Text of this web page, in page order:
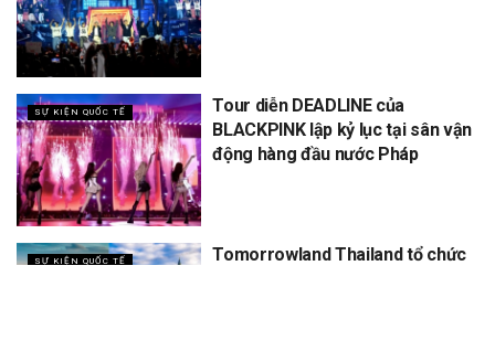
SỰ KIỆN QUỐC TẾ
Tour diễn DEADLINE của
BLACKPINK lập kỷ lục tại sân vận
động hàng đầu nước Pháp
SỰ KIỆN QUỐC TẾ
Tomorrowland Thailand tổ chức